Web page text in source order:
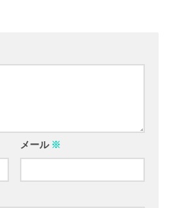
メール ※